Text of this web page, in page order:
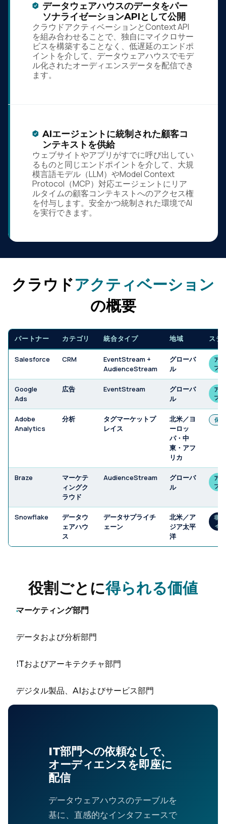
データウェアハウスのデータをパー
ソナライゼーションAPIとして公開
クラウドアクティベーションとContext API
を組み合わせることで、独自にマイクロサー
ビスを構築することなく、低遅延のエンドポ
イントを介して、データウェアハウスでモデ
ル化されたオーディエンスデータを配信でき
ます。
AIエージェントに統制された顧客コ
ンテキストを供給
ウェブサイトやアプリがすでに呼び出してい
るものと同じエンドポイントを介して、大規
模言語モデル（LLM）やModel Context
Protocol（MCP）対応エージェントにリア
ルタイムの顧客コンテキストへのアクセス権
を付与します。安全かつ統制された環境でAI
を実行できます。
クラウドアクティベーション
の概要
パートナー カテゴリ 統合タイプ 地域 ステ
Salesforce CRM
EventStream +
AudienceStream
グローバ
ル
ア
ブ
Google
Ads
広告 EventStream
グローバ
ル
ア
ブ
Adobe
Analytics
分析
タグマーケットプ
レイス
北米／ヨ
ーロッ
パ・中
東・アフ
リカ
保
Braze
マーケテ
ィングク
ラウド
AudienceStream
グローバ
ル
ア
ブ
Snowflake
データウ
ェアハウ
ス
データサプライチ
ェーン
北米／ア
ジア太平
洋
非
ィブ
役割ごとに得られる価値
マーケティング部門
データおよび分析部門
ITおよびアーキテクチャ部門
デジタル製品、AIおよびサービス部門
IT部門への依頼なしで、
オーディエンスを即座に
配信
データウェアハウスのテーブルを
基に、直感的なインタフェースで